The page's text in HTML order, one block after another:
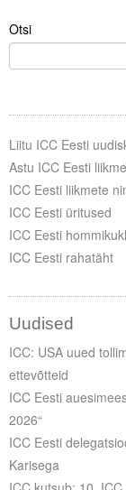
Otsi
Liitu ICC Eesti
Astu ICC Eesti
ICC Eesti liikmete
ICC Eesti üritused
ICC Eesti
ICC Eesti rahatäht
Uudised
ICC: USA uued
ettevõtteid
ICC Eesti
2026“
ICC Eesti
Karisega